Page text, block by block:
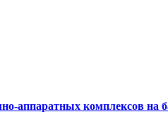
аппаратных комплексов на